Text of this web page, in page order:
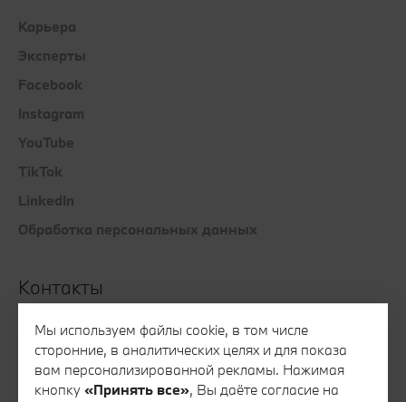
Карьера
Эксперты
Facebook
Instagram
YouTube
TikTok
LinkedIn
Обработка персональных данных
Контакты
Все контакты
Запись на тест-драйв
Запись на сервис
Мы используем файлы cookie, в том числе
сторонние, в аналитических целях и для показа
вам персонализированной рекламы. Нажимая
кнопку «Принять все», Вы даёте согласие на